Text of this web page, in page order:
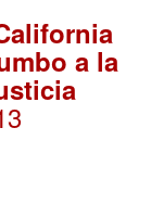
a la